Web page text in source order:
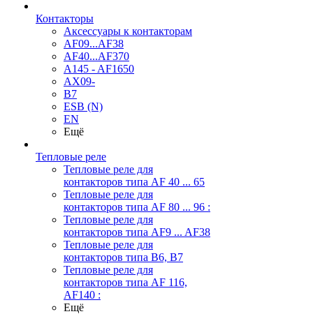
Контакторы
Аксессуары к контакторам
AF09...AF38
AF40...AF370
A145 - AF1650
AX09-
B7
ESB (N)
EN
Ещё
Тепловые реле
Тепловые реле для
контакторов типа AF 40 ... 65
Тепловые реле для
контакторов типа AF 80 ... 96 :
Тепловые реле для
контакторов типа AF9 ... AF38
Тепловые реле для
контакторов типа В6, В7
Тепловые реле для
контакторов типа AF 116,
AF140 :
Ещё